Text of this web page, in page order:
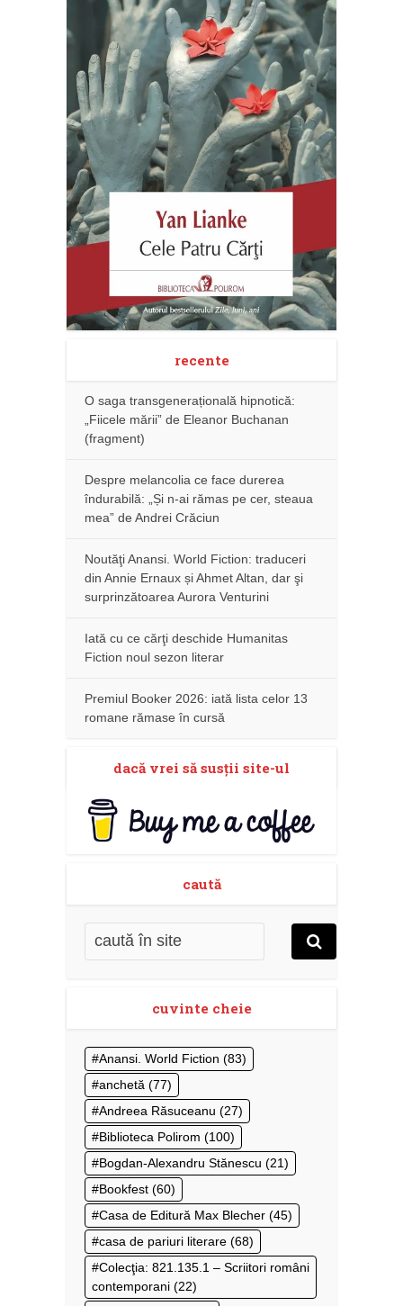
recente
O saga transgenerațională hipnotică:
„Fiicele mării” de Eleanor Buchanan
(fragment)
Despre melancolia ce face durerea
îndurabilă: „Și n-ai rămas pe cer, steaua
mea” de Andrei Crăciun
Noutăţi Anansi. World Fiction: traduceri
din Annie Ernaux și Ahmet Altan, dar şi
surprinzătoarea Aurora Venturini
Iată cu ce cărţi deschide Humanitas
Fiction noul sezon literar
Premiul Booker 2026: iată lista celor 13
romane rămase în cursă
dacă vrei să susţii site-ul
caută
cuvinte cheie
Anansi. World Fiction (83)
anchetă (77)
Andreea Răsuceanu (27)
Biblioteca Polirom (100)
Bogdan-Alexandru Stănescu (21)
Bookfest (60)
Casa de Editură Max Blecher (45)
casa de pariuri literare (68)
Colecţia: 821.135.1 – Scriitori români
contemporani (22)